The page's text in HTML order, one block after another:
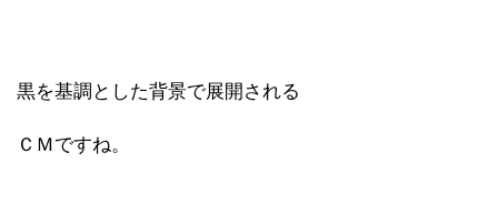
黒を基調とした背景で展開される
ＣＭですね。